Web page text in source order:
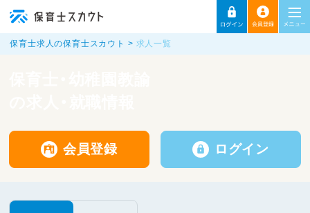
保育士求人の保育士スカウト 求人一覧
会員登録 ログイン